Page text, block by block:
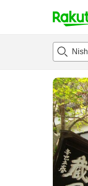
t
p
a
g
e
_
s
e
a
r
c
แนะนำที่พัก